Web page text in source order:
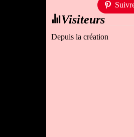
Visiteurs
Depuis la création